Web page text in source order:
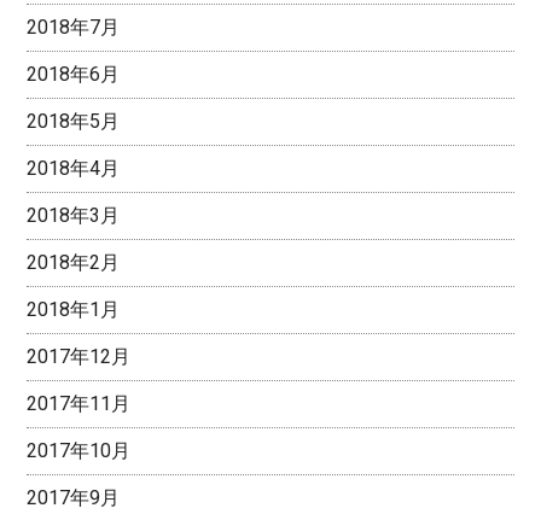
2018年7月
2018年6月
2018年5月
2018年4月
2018年3月
2018年2月
2018年1月
2017年12月
2017年11月
2017年10月
2017年9月